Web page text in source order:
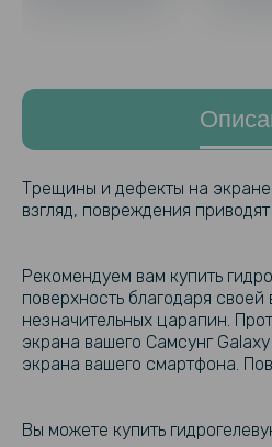
Трещины и дефекты на экране
взгляд, повреждения
Рекомендуем вам купить
поверхность благодаря своей
незначительных царапин.
экрана вашего Самсунг
экрана вашего смартфона.
Вы можете купить